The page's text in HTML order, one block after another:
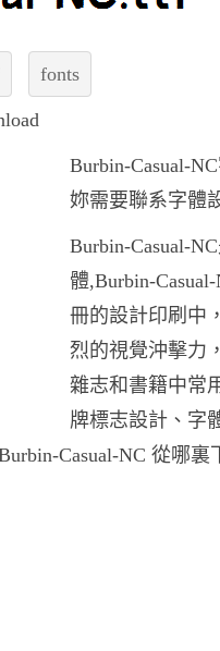
fonts
Burbin-Casual-
妳需要聯系字體
Burbin-Casual-
體,Burbin-
冊的設計印刷中
烈的視覺沖擊力
雜志和書籍中常
牌標志設計、字
Casual-NC 從哪裏